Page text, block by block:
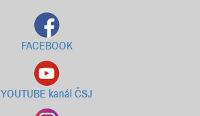
FACEBOOK
YOUTUBE kanál ČSJ